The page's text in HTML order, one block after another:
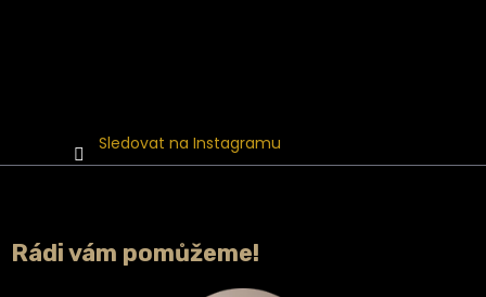
Sledovat na Instagramu
Rádi vám pomůžeme!